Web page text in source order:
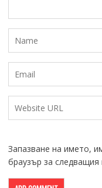
Запазване на името,
браузър за